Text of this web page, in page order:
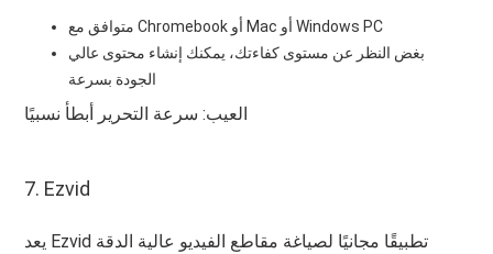
متوافق مع Chromebook أو Mac أو Windows PC
بغض النظر عن مستوى كفاءتك، يمكنك إنشاء محتوى عالي
الجودة بسرعة
العيب: سرعة التحرير أبطأ نسبيًا
7. Ezvid
يعد Ezvid تطبيقًا مجانيًا لصياغة مقاطع الفيديو عالية الدقة